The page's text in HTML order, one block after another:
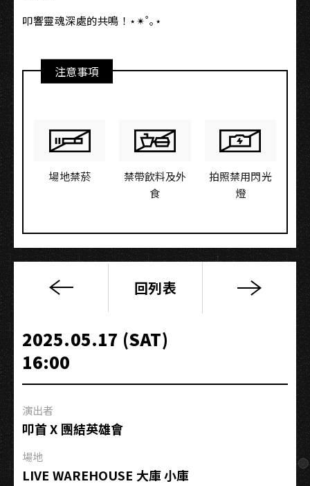
叩響靈魂深處的共鳴！⋆✴˚｡⋆
注意事項
場地禁菸
禁帶飲料及外
食
拍照禁用閃光
燈
2025
愛
秀．
藍
寶
歌
回列表
2025.05.17 (SAT)
16:00
演出者
叩首 X 團結英雄會
場地
LIVE WAREHOUSE 大庫 小庫